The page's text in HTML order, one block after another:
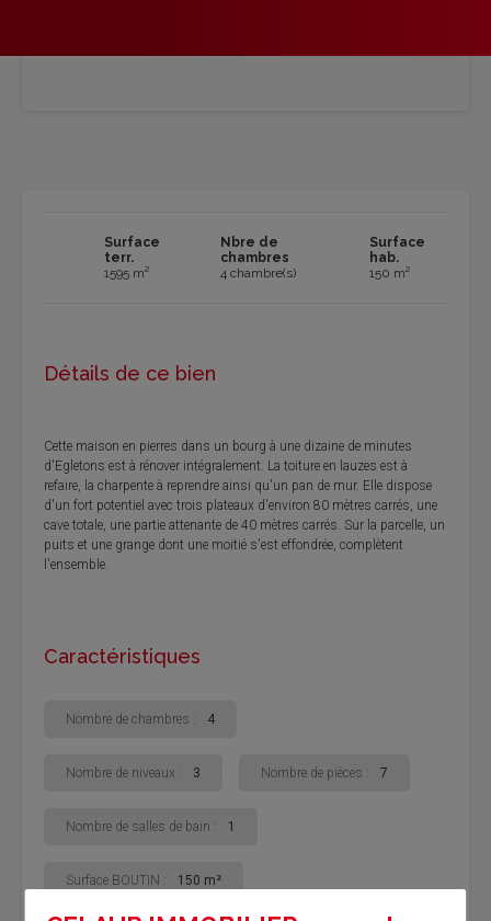
Surface
terr.
1595 m²
Nbre de
chambres
4 chambre(s)
Surface
hab.
150 m²
Détails de ce bien
Cette maison en pierres dans un bourg à une dizaine de minutes
d'Egletons est à rénover intégralement. La toiture en lauzes est à
refaire, la charpente à reprendre ainsi qu'un pan de mur. Elle dispose
d'un fort potentiel avec trois plateaux d'environ 80 mètres carrés, une
cave totale, une partie attenante de 40 mètres carrés. Sur la parcelle, un
puits et une grange dont une moitié s'est effondrée, complètent
l'ensemble.
Caractéristiques
Nombre de chambres : 4
Nombre de niveaux : 3 Nombre de pièces : 7
Nombre de salles de bain : 1
Surface BOUTIN : 150 m²